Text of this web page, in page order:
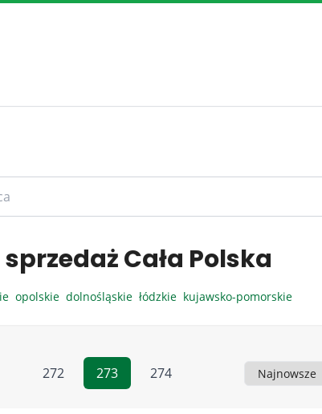
Cała Polska
opolskie dolnośląskie łódzkie kujawsko-pomorskie
272 273 274 Sortowanie